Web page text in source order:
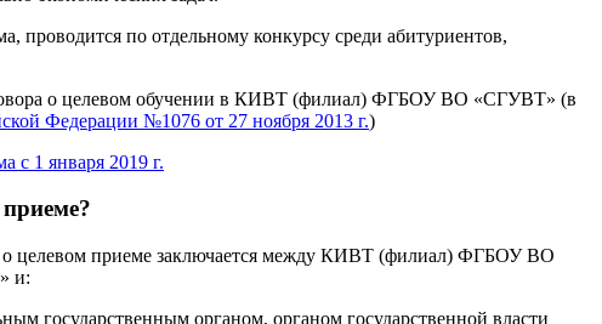
проводится по отдельному конкурсу среди абитуриентов,
о целевом обучении в КИВТ (филиал) ФГБОУ ВО «СГУВТ» (в
Федерации №1076 от 27 ноября 2013 г.)
с 1 января 2019 г.
о целевом приеме заключается между КИВТ (филиал) ФГБОУ ВО
и:
государственным органом, органом государственной власти